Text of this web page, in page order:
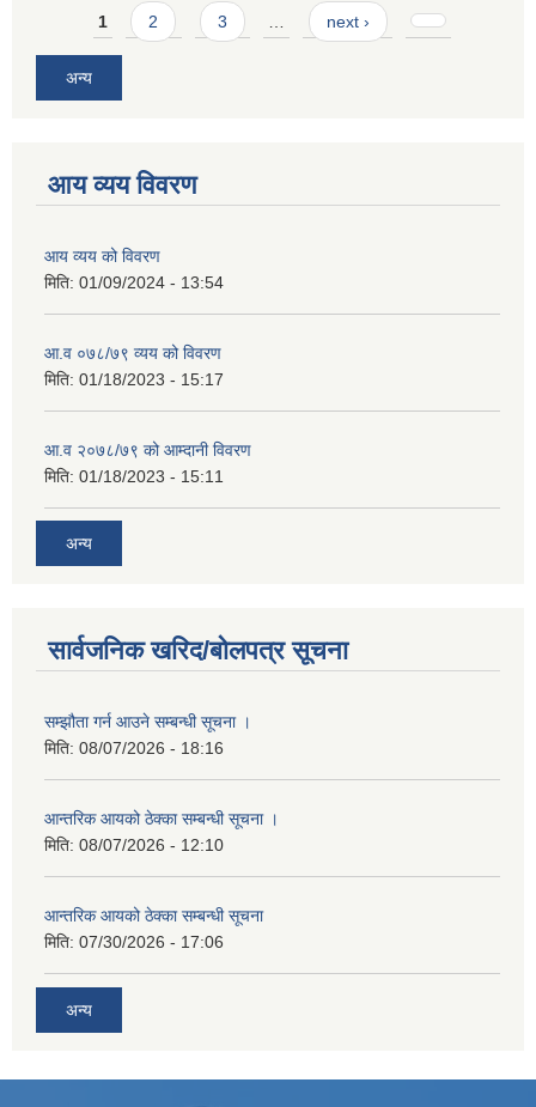
Pages
1 2 3 … next ›
अन्य
आय व्यय विवरण
आय व्यय को विवरण
मिति: 01/09/2024 - 13:54
आ.व ०७८/७९ व्यय को विवरण
मिति: 01/18/2023 - 15:17
आ.व २०७८/७९ को आम्दानी विवरण
मिति: 01/18/2023 - 15:11
अन्य
सार्वजनिक खरिद/बोलपत्र सूचना
सम्झौता गर्न आउने सम्बन्धी सूचना ।
मिति: 08/07/2026 - 18:16
आन्तरिक आयको ठेक्का सम्बन्धी सूचना ।
मिति: 08/07/2026 - 12:10
आन्तरिक आयको ठेक्का सम्बन्धी सूचना
मिति: 07/30/2026 - 17:06
अन्य